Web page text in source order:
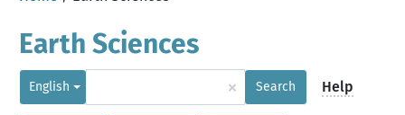
Earth Sciences
English × Search Help